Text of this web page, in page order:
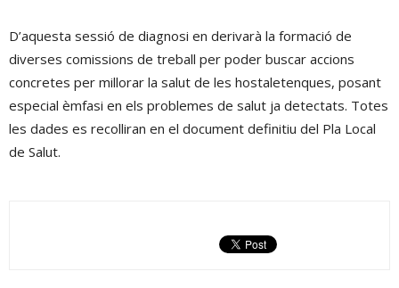
D’aquesta sessió de diagnosi en derivarà la formació de
diverses comissions de treball per poder buscar accions
concretes per millorar la salut de les hostaletenques, posant
especial èmfasi en els problemes de salut ja detectats. Totes
les dades es recolliran en el document definitiu del Pla Local
de Salut.